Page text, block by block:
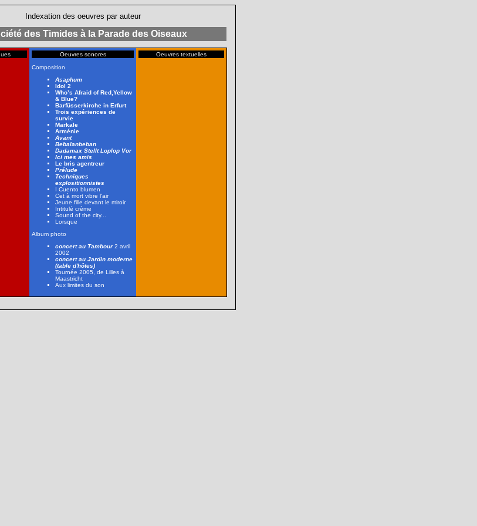
Indexation des oeuvres par auteur
des Timides à la Parade des Oiseaux
Oeuvres sonores
Composition
Asaphum
Idol 2
Who’s Afraid of Red,Yellow
& Blue?
Barfüsserkirche in Erfurt
Trois expériences de
survie
Markale
Arménie
Avant
Bebalanbeban
Dadamax Stellt Loplop Vor
Ici mes amis
Le bris agentreur
Prélude
Techniques
explositionnistes
I Cuento blumen
Cet à mort vibre l'air
Jeune fille devant le miroir
Intitulé crème
Sound of the city...
Lorsque
Album photo
concert au Tambour2 avril
2002
concert au Jardin moderne
(table d'hôtes)
Tournée 2005, de Lilles à
Maastricht
Aux limites du son
Oeuvres textuelles